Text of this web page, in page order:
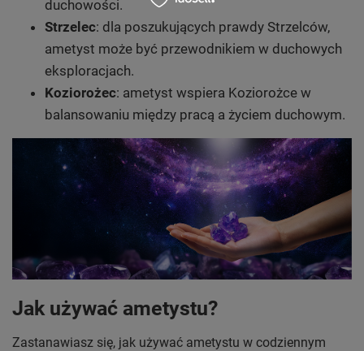
duchowości.
Strzelec: dla poszukujących prawdy Strzelców,
ametyst może być przewodnikiem w duchowych
eksploracjach.
Koziorożec: ametyst wspiera Koziorożce w
balansowaniu między pracą a życiem duchowym.
Jak używać ametystu?
Zastanawiasz się, jak używać ametystu w codziennym